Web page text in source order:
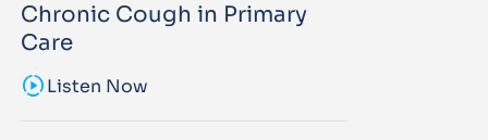
Chronic Cough in Primary
Care
sound_samplerListen Now